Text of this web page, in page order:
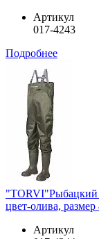
Артикул
017-4243
Подробнее
"TORVI"Рыбацкий
цвет-олива,
Артикул